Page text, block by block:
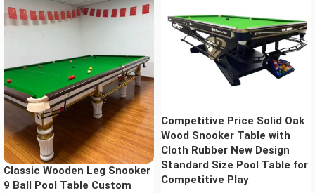
Classic Wooden Leg Snooker
9 Ball Pool Table Custom
Competitive Price Solid Oak
Wood Snooker Table with
Cloth Rubber New Design
Standard Size Pool Table for
Competitive Play